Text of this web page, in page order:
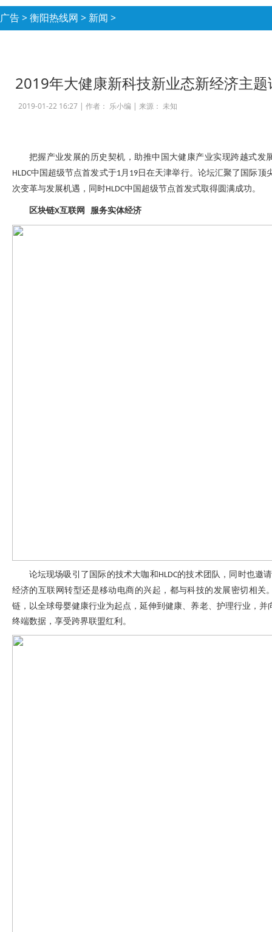
广告>衡阳热线网 > 新闻 >
2019年大健康新科技新业态新经济主
2019-01-22 16:27 | 作者： 乐小编 | 来源： 未知
把握产业发展的历史契机，助推中国大健康产业实现跨越式发
HLDC中国超级节点首发式于1月 19日在天津举行。论坛汇聚了国际顶
次变革与发展机遇，同时HLDC中国超级节点首发式取得圆满成功。
区块链X互联网 服务实体经济
论坛现场吸引了国际的技术大咖和 HLDC的技术团队，同时也邀
经济的互联网转型还是移动电商的兴起，都与科技的发展密切相关
链，以全球母婴健康行业为起点，延伸到健康、养老、护理行业，
终端数据，享受跨界联盟红利。